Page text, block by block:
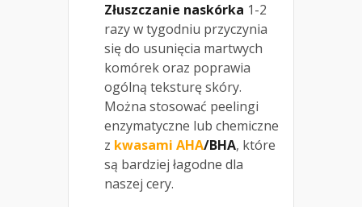
Złuszczanie naskórka 1-2
razy w tygodniu przyczynia
się do usunięcia martwych
komórek oraz poprawia
ogólną teksturę skóry.
Można stosować peelingi
enzymatyczne lub chemiczne
z kwasami AHA/BHA, które
są bardziej łagodne dla
naszej cery.